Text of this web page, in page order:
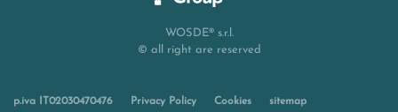
WOSDE® s.r.l.
© all right are reserved
p.iva IT02030470476 Privacy Policy Cookies sitemap